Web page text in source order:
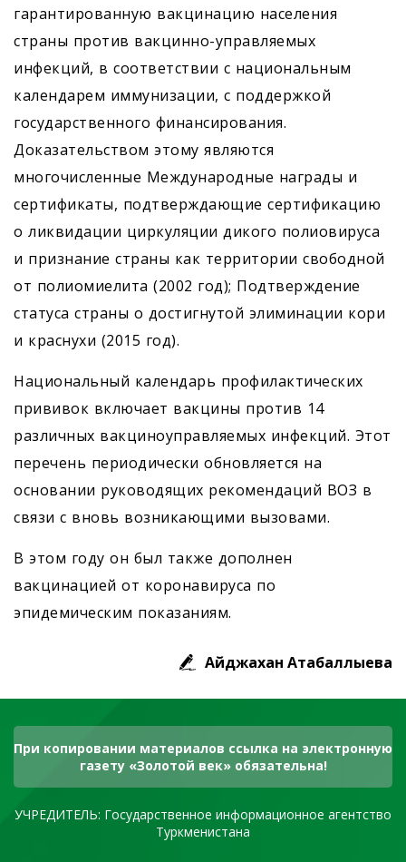
гарантированную вакцинацию населения
страны против вакцинно-управляемых
инфекций, в соответствии с национальным
календарем иммунизации, с поддержкой
государственного финансирования.
Доказательством этому являются
многочисленные Международные награды и
сертификаты, подтверждающие сертификацию
о ликвидации циркуляции дикого полиовируса
и признание страны как территории свободной
от полиомиелита (2002 год); Подтверждение
статуса страны о достигнутой элиминации кори
и краснухи (2015 год).
Национальный календарь профилактических
прививок включает вакцины против 14
различных вакциноуправляемых инфекций. Этот
перечень периодически обновляется на
основании руководящих рекомендаций ВОЗ в
связи с вновь возникающими вызовами.
В этом году он был также дополнен
вакцинацией от коронавируса по
эпидемическим показаниям.
Айджахан Атабаллыева
При копировании материалов ссылка на электронную
газету «Золотой век» обязательна!
УЧРЕДИТЕЛЬ: Государственное информационное агентство
Туркменистана